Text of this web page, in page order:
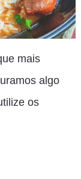
mais
algo
os